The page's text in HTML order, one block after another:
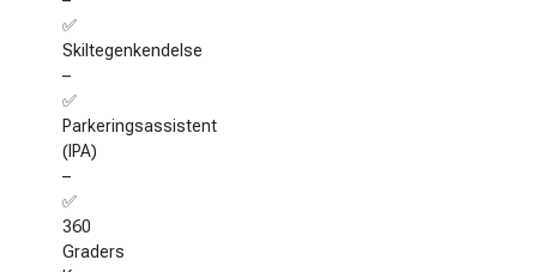
✅
Skiltegenkendelse
–
✅
Parkeringsassistent
(IPA)
–
✅
360
Graders